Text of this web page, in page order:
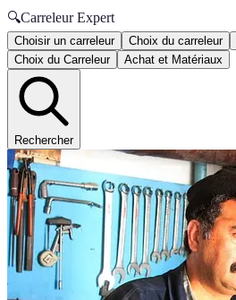
🔍Carreleur Expert
Choisir un carreleur Choix du carreleur
Choix du Carreleur
Achat et Matériaux
Rechercher